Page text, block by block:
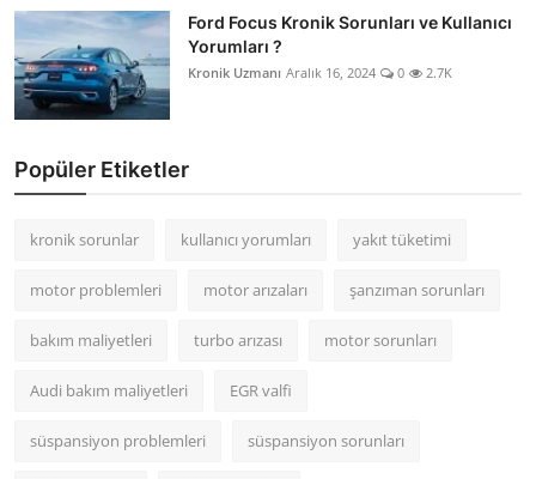
Ford Focus Kronik Sorunları ve Kullanıcı
Yorumları ?
Kronik Uzmanı Aralık 16, 2024 0 2.7K
Popüler Etiketler
kronik sorunlar kullanıcı yorumları yakıt tüketimi
motor problemleri motor arızaları şanzıman sorunları
bakım maliyetleri turbo arızası motor sorunları
Audi bakım maliyetleri EGR valfi
süspansiyon problemleri süspansiyon sorunları